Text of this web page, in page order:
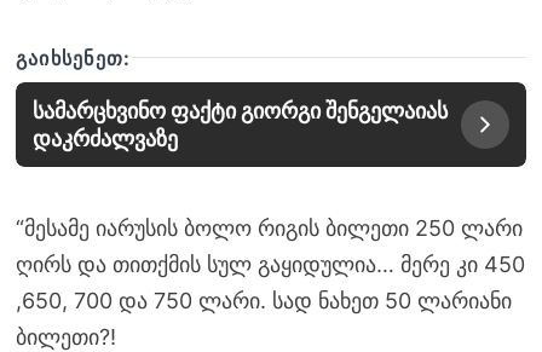
ᲒᲐᲘᲮᲡᲔᲜᲔᲗ:
სამარცხვინო ფაქტი გიორგი შენგელაიას
დაკრძალვაზე
“მესამე იარუსის ბოლო რიგის ბილეთი 250 ლარი
ღირს და თითქმის სულ გაყიდულია… მერე კი 450
,650, 700 და 750 ლარი. სად ნახეთ 50 ლარიანი
ბილეთი?!